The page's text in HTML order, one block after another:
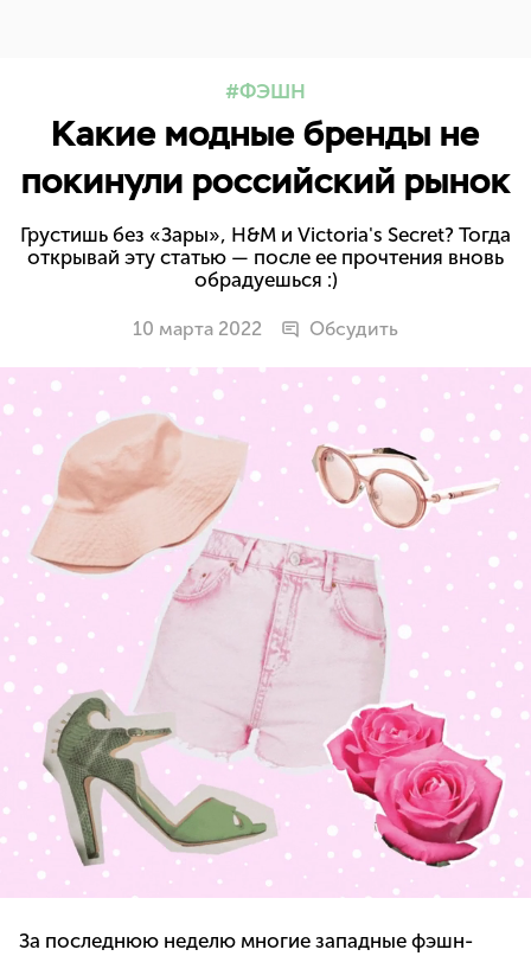
ФЭШН
Какие модные бренды не
покинули российский рынок
Грустишь без «Зары», H&M и Victoria's Secret? Тогда
открывай эту статью — после ее прочтения вновь
обрадуешься :)
10 марта 2022 Обсудить
За последнюю неделю многие западные фэшн-